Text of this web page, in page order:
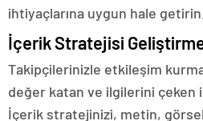
ihtiyaçlarına uygun hale getirin.
İçerik Stratejisi
Takipçilerinizle etkileşim
değer katan ve ilgilerini çeken
İçerik stratejinizi, metin,